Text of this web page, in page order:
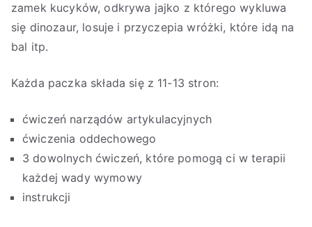
zamek kucyków, odkrywa jajko z którego wykluwa
się dinozaur, losuje i przyczepia wróżki, które idą na
bal itp.
Każda paczka składa się z 11-13 stron:
ćwiczeń narządów artykulacyjnych
ćwiczenia oddechowego
3 dowolnych ćwiczeń, które pomogą ci w terapii
każdej wady wymowy
instrukcji